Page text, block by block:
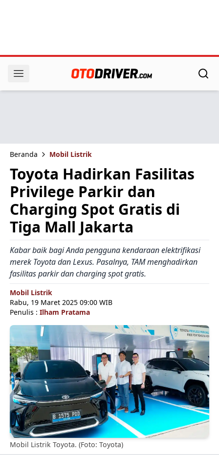
Beranda Mobil Listrik
Toyota Hadirkan Fasilitas
Privilege Parkir dan
Charging Spot Gratis di
Tiga Mall Jakarta
Kabar baik bagi Anda pengguna kendaraan elektrifikasi
merek Toyota dan Lexus. Pasalnya, TAM menghadirkan
fasilitas parkir dan charging spot gratis.
Mobil Listrik
Rabu, 19 Maret 2025 09:00 WIB
Penulis : Ilham Pratama
Mobil Listrik Toyota. (Foto: Toyota)